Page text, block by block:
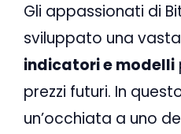
Gli appassionati di
sviluppato una
indicatori e modelli
prezzi futuri. In
un’occhiata a uno